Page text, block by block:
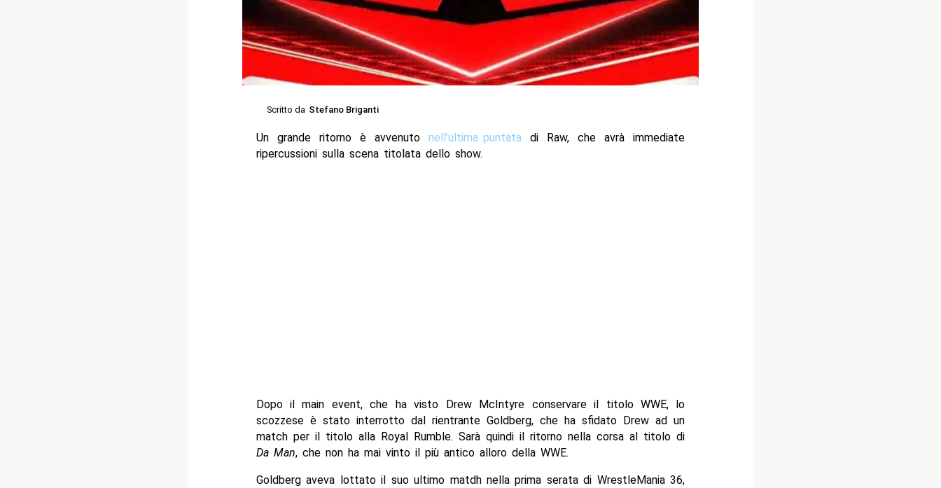
Scritto da Stefano Briganti
Un grande ritorno è avvenuto nell’ultima puntata di Raw, che avrà immediate
ripercussioni sulla scena titolata dello show.
Dopo il main event, che ha visto Drew McIntyre conservare il titolo WWE, lo
scozzese è stato interrotto dal rientrante Goldberg, che ha sfidato Drew ad un
match per il titolo alla Royal Rumble. Sarà quindi il ritorno nella corsa al titolo di
Da Man, che non ha mai vinto il più antico alloro della WWE.
Goldberg aveva lottato il suo ultimo matdh nella prima serata di WrestleMania 36,